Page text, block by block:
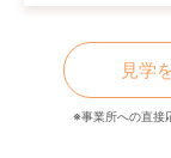
見学
※事業所への直接